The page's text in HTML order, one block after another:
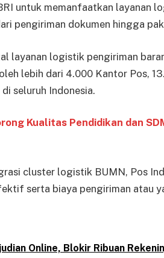
untuk memanfaatkan layanan
pengiriman dokumen hingga
layanan logistik pengiriman
lebih dari 4.000 Kantor Pos,
seluruh Indonesia.
Kualitas Pendidikan dan
cluster logistik BUMN, Pos
serta biaya pengiriman atau
Online, Blokir Ribuan